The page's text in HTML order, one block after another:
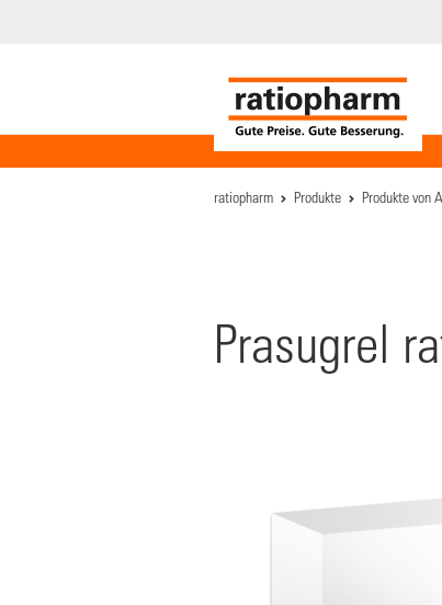
ratiopharm Produkte Produkte von
Prasugrel